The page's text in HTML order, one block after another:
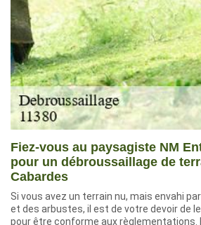
Fiez-vous au paysagiste NM
pour un débroussaillage de
Cabardes
Si vous avez un terrain nu, mais envahi
et des arbustes, il est de votre devoir de
pour être conforme aux règlementations.